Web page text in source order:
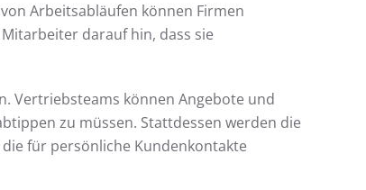
Arbeitsabläufen können Firmen
darauf hin, dass sie
Vertriebsteams können Angebote und
zu müssen. Stattdessen werden die
für persönliche Kundenkontakte